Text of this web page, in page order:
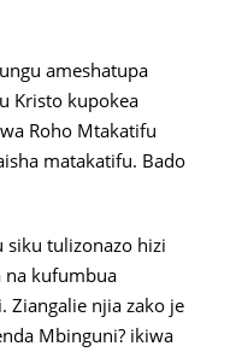
ameshatupa
Kristo kupokea
Roho Mtakatifu
matakatifu. Bado
siku tulizonazo hizi
na kufumbua
Ziangalie njia zako je
Mbinguni? ikiwa